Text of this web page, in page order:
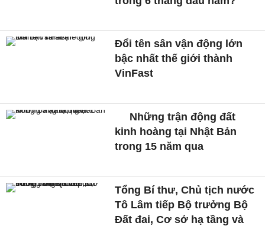
Đổi tên sân vận động lớn
bậc nhất thế giới thành
VinFast
Những trận động đất
kinh hoàng tại Nhật Bản
trong 15 năm qua
Tổng Bí thư, Chủ tịch nước
Tô Lâm tiếp Bộ trưởng Bộ
Đất đai, Cơ sở hạ tầng và